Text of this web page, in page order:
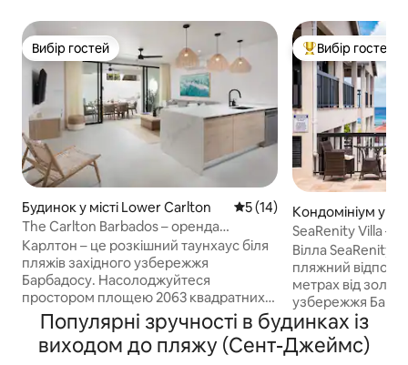
Вибір гостей
Вибір гостей
Будинок у місті Lower Carlton Середня оцінка: 5 з 5,
5 (14)
The Carlton Barbados – оренда
таунхаусу класу люкс
Карлтон – це розкішний таунхаус біля
пляжів західного узбережжя
Барбадосу. Насолоджуйтеся
простором площею 2063 квадратних
фути, який включає 3 спальні, 3 ванні
кімнати, приватний басейн, відкриту
ванну для відпочинку та легкий доступ
Топ вибір гостей
Вибір гостей
Кондомініум у
age
SeaRenity Villa –
Вілла SeaRenity
пляжний
метрах від
узбережжя
захоплюючим
вітальні, патіо
Ця повністю
Популярні зручності в будинках із
виходом до пляжу (Сент-Джеймс)